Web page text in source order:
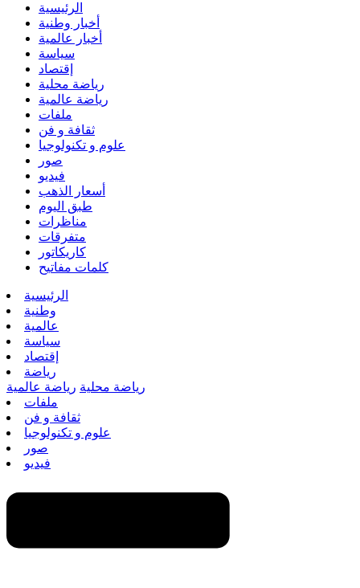
الرئيسية
أخبار وطنية
أخبار عالمية
سياسة
إقتصاد
رياضة محلية
رياضة عالمية
ملفات
ثقافة و فن
علوم و تكنولوجيا
صور
فيديو
أسعار الذهب
طبق اليوم
مناظرات
متفرقات
كاريكاتور
كلمات مفاتيح
الرئيسية
وطنية
عالمية
سياسة
إقتصاد
رياضة
رياضة محلية رياضة عالمية
ملفات
ثقافة و فن
علوم و تكنولوجيا
صور
فيديو